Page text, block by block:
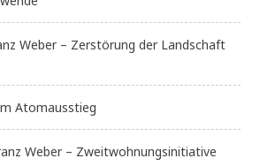
Weber – Zerstörung der Landschaft
Atomausstieg
Weber – Zweitwohnungsinitiative